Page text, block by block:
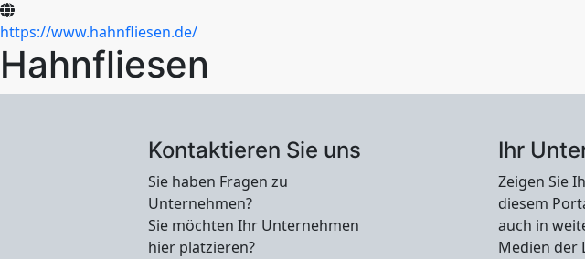
https://www.hahnfliesen.de/
Hahnfliesen
Kontaktieren Sie uns
Sie haben Fragen zu
Unternehmen?
Sie möchten Ihr Unternehmen
hier platzieren?
Ihr
Zeigen Sie
diesem
auch in
Medien der